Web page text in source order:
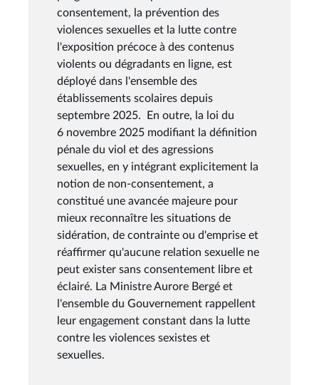
consentement, la prévention des
violences sexuelles et la lutte contre
l'exposition précoce à des contenus
violents ou dégradants en ligne, est
déployé dans l'ensemble des
établissements scolaires depuis
septembre 2025. En outre, la loi du
6 novembre 2025 modifiant la définition
pénale du viol et des agressions
sexuelles, en y intégrant explicitement la
notion de non-consentement, a
constitué une avancée majeure pour
mieux reconnaître les situations de
sidération, de contrainte ou d'emprise et
réaffirmer qu'aucune relation sexuelle ne
peut exister sans consentement libre et
éclairé. La Ministre Aurore Bergé et
l'ensemble du Gouvernement rappellent
leur engagement constant dans la lutte
contre les violences sexistes et
sexuelles.